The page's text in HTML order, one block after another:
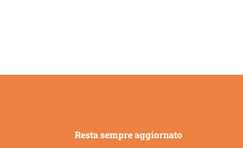
Resta sempre aggiornato